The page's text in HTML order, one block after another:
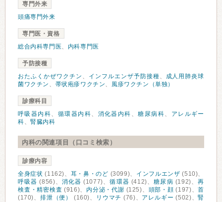
専門外来
頭痛専門外来
専門医・資格
総合内科専門医、 内科専門医
予防接種
おたふくかぜワクチン 、 インフルエンザ予防接種、
成人用肺炎球
菌ワクチン 、 帯状疱疹ワクチン、 風疹ワクチン（単独）
診療科目
呼吸器内科、 循環器内科、 消化器内科 、糖尿病科、 アレルギー
科、腎臓内科
内科の関連項目（口コミ検索）
診療内容
全身症状 (1162)、 耳・鼻・のど (3099)、 インフルエンザ (510)、
呼吸器 (856)、 消化器 (1077)、循環器 (412)、糖尿病 (192)、再
検査・精密検査 (916)、 内分泌・代謝 (125)、 頭部・顔 (197)、首
(170)、排泄（便） (160)、 リウマチ (76)、 アレルギー (502)、腎